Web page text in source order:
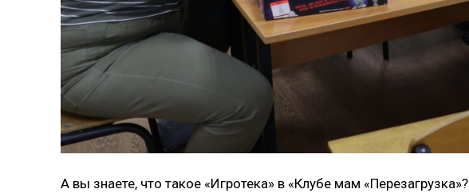
А вы знаете, что такое «Игротека» в «Клубе мам «Перезагрузка»?